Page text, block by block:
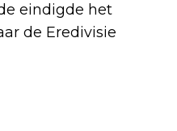
eindigde het
de Eredivisie